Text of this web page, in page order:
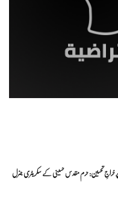
خراجِ تحسین: حرم مقدس حسینی کے سکریٹری جنرل